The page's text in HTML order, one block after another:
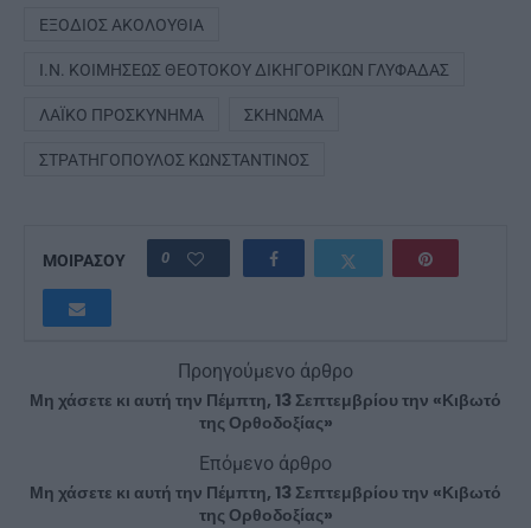
ΕΞΌΔΙΟΣ ΑΚΟΛΟΥΘΊΑ
Ι.Ν. ΚΟΙΜΉΣΕΩΣ ΘΕΟΤΌΚΟΥ ΔΙΚΗΓΟΡΙΚΏΝ ΓΛΥΦΆΔΑΣ
ΛΑΪΚΌ ΠΡΟΣΚΎΝΗΜΑ ΣΚΉΝΩΜΑ
ΣΤΡΑΤΗΓΌΠΟΥΛΟΣ ΚΩΝΣΤΑΝΤΊΝΟΣ
ΜΟΙΡΑΣΟΥ 0
Προηγούμενο άρθρο
Μη χάσετε κι αυτή την Πέμπτη, 13 Σεπτεμβρίου την «Κιβωτό
της Ορθοδοξίας»
Επόμενο άρθρο
Μη χάσετε κι αυτή την Πέμπτη, 13 Σεπτεμβρίου την «Κιβωτό
της Ορθοδοξίας»